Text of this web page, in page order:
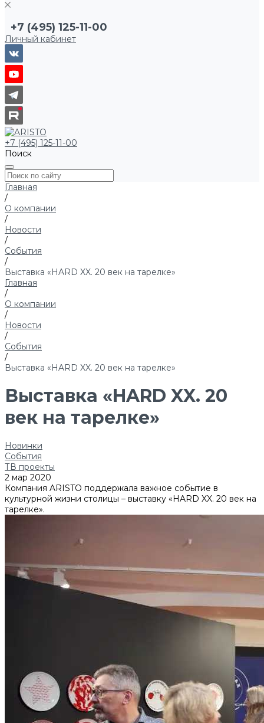
+7 (495) 125-11-00
Личный кабинет
+7 (495) 125-11-00
Поиск
Главная
/
О компании
/
Новости
/
События
/
Выставка «HARD XX. 20 век на тарелке»
Главная
/
О компании
/
Новости
/
События
/
Выставка «HARD XX. 20 век на тарелке»
Выставка «HARD XX. 20
век на тарелке»
Новинки
События
ТВ проекты
2 мар 2020
Компания ARISTO поддержала важное событие в
культурной жизни столицы – выставку «HARD XX. 20 век на
тарелке».